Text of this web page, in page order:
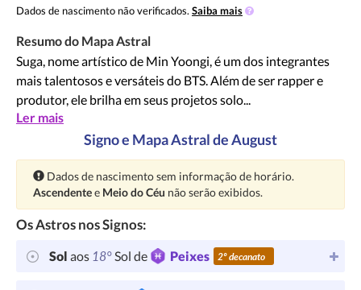
Dados de nascimento não verificados. Saiba mais
Resumo do Mapa Astral
Suga, nome artístico de Min Yoongi, é um dos integrantes
mais talentosos e versáteis do BTS. Além de ser rapper e
produtor, ele brilha em seus projetos solo...
Ler mais
Signo e Mapa Astral de August
Atenção:
Dados de nascimento sem informação de horário.
Ascendentee Meio do Céu não serão exibidos.
Os Astros nos Signos:
Sol aos 18°Sol de Peixes 2º decanato